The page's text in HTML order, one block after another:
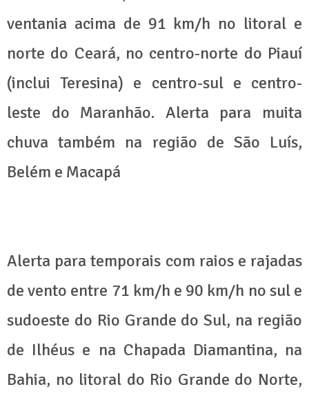
ventania acima de 91 km/h no litoral e
norte do Ceará, no centro-norte do Piauí
(inclui Teresina) e centro-sul e centro-
leste do Maranhão. Alerta para muita
chuva também na região de São Luís,
Belém e Macapá
Alerta para temporais com raios e rajadas
de vento entre 71 km/h e 90 km/h no sul e
sudoeste do Rio Grande do Sul, na região
de Ilhéus e na Chapada Diamantina, na
Bahia, no litoral do Rio Grande do Norte,